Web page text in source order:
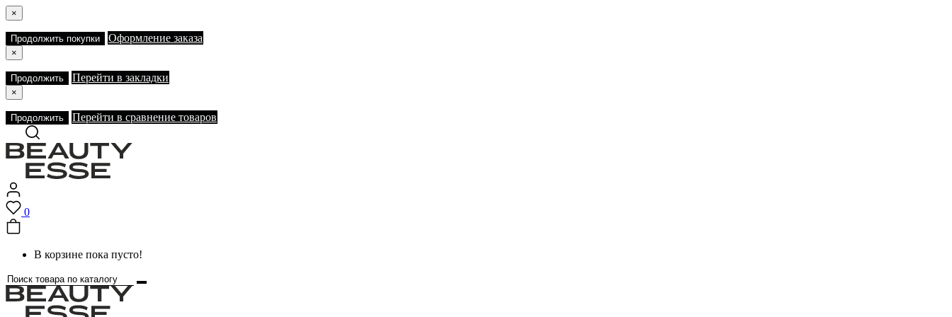
×
Продолжить покупки Оформление заказа
×
Продолжить Перейти в закладки
×
Продолжить Перейти в сравнение товаров
0
В корзине пока пусто!